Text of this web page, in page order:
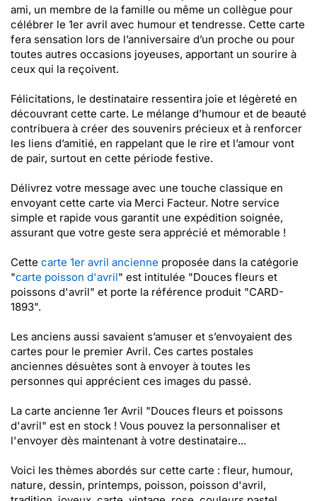
ami, un membre de la famille ou même un collègue pour
célébrer le 1er avril avec humour et tendresse. Cette carte
fera sensation lors de l’anniversaire d’un proche ou pour
toutes autres occasions joyeuses, apportant un sourire à
ceux qui la reçoivent.
Félicitations, le destinataire ressentira joie et légèreté en
découvrant cette carte. Le mélange d’humour et de beauté
contribuera à créer des souvenirs précieux et à renforcer
les liens d’amitié, en rappelant que le rire et l’amour vont
de pair, surtout en cette période festive.
Délivrez votre message avec une touche classique en
envoyant cette carte via Merci Facteur. Notre service
simple et rapide vous garantit une expédition soignée,
assurant que votre geste sera apprécié et mémorable !
Cette carte 1er avril ancienne proposée dans la catégorie
"carte poisson d'avril" est intitulée "Douces fleurs et
poissons d'avril" et porte la référence produit "CARD-
1893".
Les anciens aussi savaient s’amuser et s’envoyaient des
cartes pour le premier Avril. Ces cartes postales
anciennes désuètes sont à envoyer à toutes les
personnes qui apprécient ces images du passé.
La carte ancienne 1er Avril "Douces fleurs et poissons
d'avril" est en stock ! Vous pouvez la personnaliser et
l'envoyer dès maintenant à votre destinataire...
Voici les thèmes abordés sur cette carte : fleur, humour,
nature, dessin, printemps, poisson, poisson d'avril,